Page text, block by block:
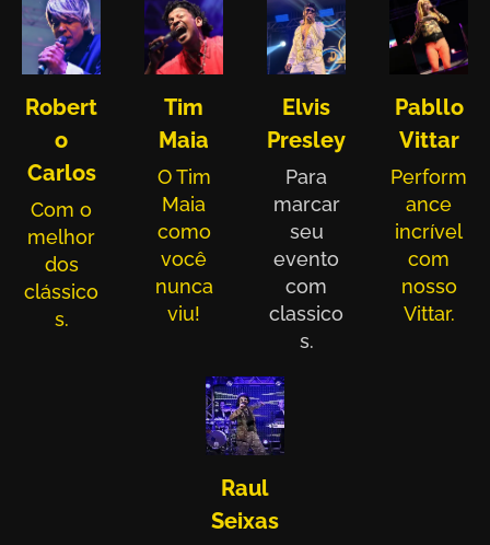
Robert
o
Carlos
Com o
melhor
dos
clássico
s.
Tim
Maia
O Tim
Maia
como
você
nunca
viu!
Elvis
Presley
Para
marcar
seu
evento
com
classico
s.
Pabllo
Vittar
Perform
ance
incrível
com
nosso
Vittar.
Raul
Seixas